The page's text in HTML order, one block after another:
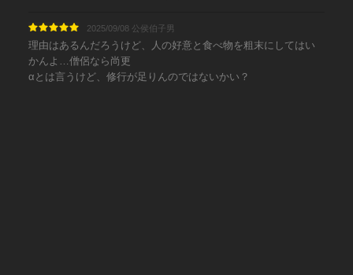
2025/09/08 公侯伯子男
理由はあるんだろうけど、人の好意と食べ物を粗末にしてはい
かんよ…僧侶なら尚更
αとは言うけど、修行が足りんのではないかい？